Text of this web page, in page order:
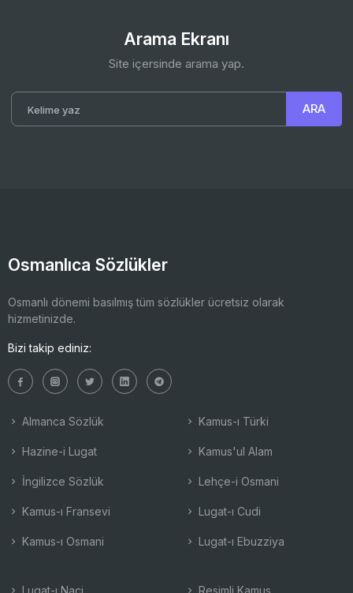
Arama Ekranı
Site içersinde arama yap.
Osmanlıca Sözlükler
Osmanlı dönemi basılmış tüm sözlükler ücretsiz olarak
hizmetinizde.
Bizi takip ediniz:
Almanca Sözlük
Hazine-i Lugat
İngilizce Sözlük
Kamus-ı Fransevi
Kamus-ı Osmani
Kamus-ı Türki
Kamus'ul Alam
Lehçe-i Osmani
Lugat-ı Cudi
Lugat-ı Ebuzziya